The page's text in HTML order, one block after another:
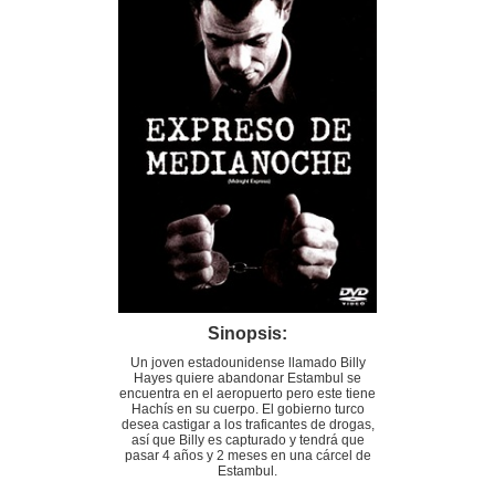
Sinopsis:
Un joven estadounidense llamado Billy
Hayes quiere abandonar Estambul se
encuentra en el aeropuerto pero este tiene
Hachís en su cuerpo. El gobierno turco
desea castigar a los traficantes de drogas,
así que Billy es capturado y tendrá que
pasar 4 años y 2 meses en una cárcel de
Estambul.